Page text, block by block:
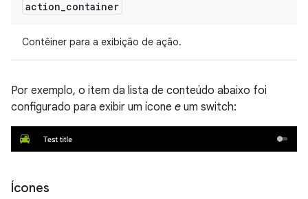
action_container
Contêiner para a exibição de ação.
Por exemplo, o item da lista de conteúdo abaixo foi
configurado para exibir um ícone e um switch:
Ícones